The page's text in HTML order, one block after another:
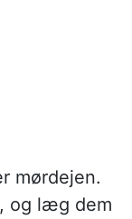
mørdejen.
og læg dem